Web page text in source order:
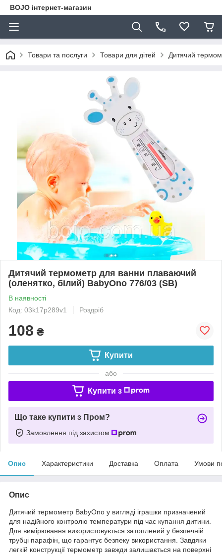
BOJO інтернет-магазин
Товари та послуги Товари для дітей Дитячий
Дитячий термометр для ванни плаваючий
(оленятко, білий) BabyOno 776/03 (SB)
В наявності
Код: 03k17p289v1
Роздріб
108 ₴
Купити
або
Купити з
Що таке купити з Пром?
Замовлення під захистом
Опис Характеристики Доставка Оплата Умови
Опис
Дитячий термометр BabyOno у вигляді іграшки призначений
для надійного контролю температури під час купання дитини.
Для вимірювання використовується затоплений у безпечній
трубці парафін, що гарантує безпеку використання. Завдяки
легкій конструкції термометр завжди залишається на поверхні